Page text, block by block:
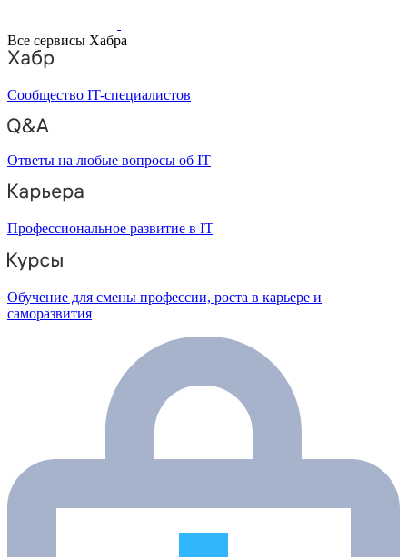
Все сервисы Хабра
Сообщество IT-специалистов
Ответы на любые вопросы об IT
Профессиональное развитие в IT
Обучение для смены профессии, роста в карьере и
саморазвития